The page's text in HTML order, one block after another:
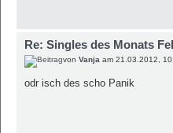
Re: Singles des Monats
von Vanja am 21.03.2012,
odr isch des scho Panik